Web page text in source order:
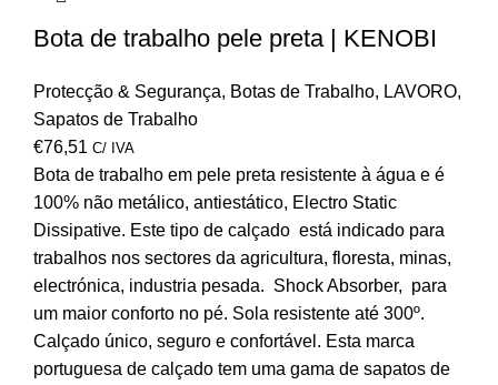
Bota de trabalho pele preta | KENOBI
Protecção & Segurança, Botas de Trabalho, LAVORO,
Sapatos de Trabalho
€76,51 C/ IVA
Bota de trabalho em pele preta resistente à água e é
100% não metálico, antiestático, Electro Static
Dissipative. Este tipo de calçado está indicado para
trabalhos nos sectores da agricultura, floresta, minas,
electrónica, industria pesada. Shock Absorber, para
um maior conforto no pé. Sola resistente até 300º.
Calçado único, seguro e confortável. Esta marca
portuguesa de calçado tem uma gama de sapatos de